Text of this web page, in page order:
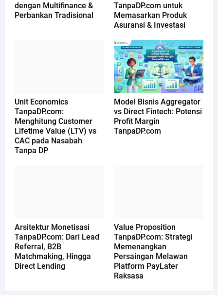
dengan Multifinance &
Perbankan Tradisional
TanpaDP.com untuk
Memasarkan Produk
Asuransi & Investasi
Unit Economics
TanpaDP.com:
Menghitung Customer
Lifetime Value (LTV) vs
CAC pada Nasabah
Tanpa DP
Model Bisnis Aggregator
vs Direct Fintech: Potensi
Profit Margin
TanpaDP.com
Arsitektur Monetisasi
TanpaDP.com: Dari Lead
Referral, B2B
Matchmaking, Hingga
Direct Lending
Value Proposition
TanpaDP.com: Strategi
Memenangkan
Persaingan Melawan
Platform PayLater
Raksasa